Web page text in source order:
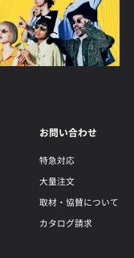
お問い合わせ
特急対応
大量注文
取材・協賛について
カタログ請求